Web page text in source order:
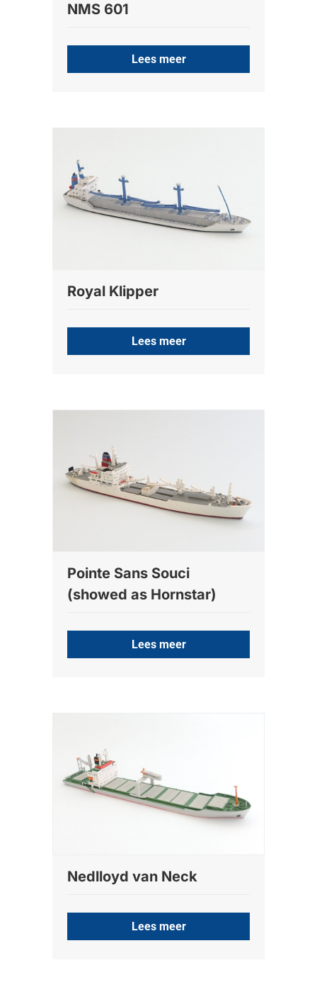
NMS 601
Lees meer
Royal Klipper
Lees meer
Pointe Sans Souci
(showed as Hornstar)
Lees meer
Nedlloyd van Neck
Lees meer